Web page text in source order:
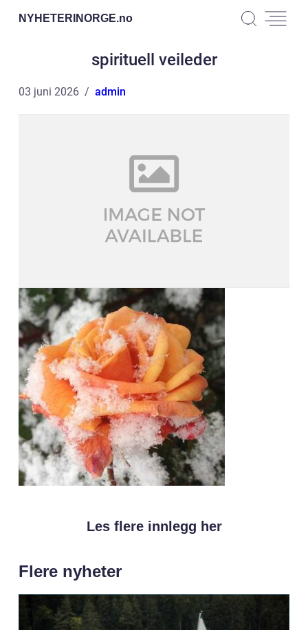
NYHETERINORGE.no
spirituell veileder
03 juni 2026 admin
Les flere innlegg her
Flere nyheter